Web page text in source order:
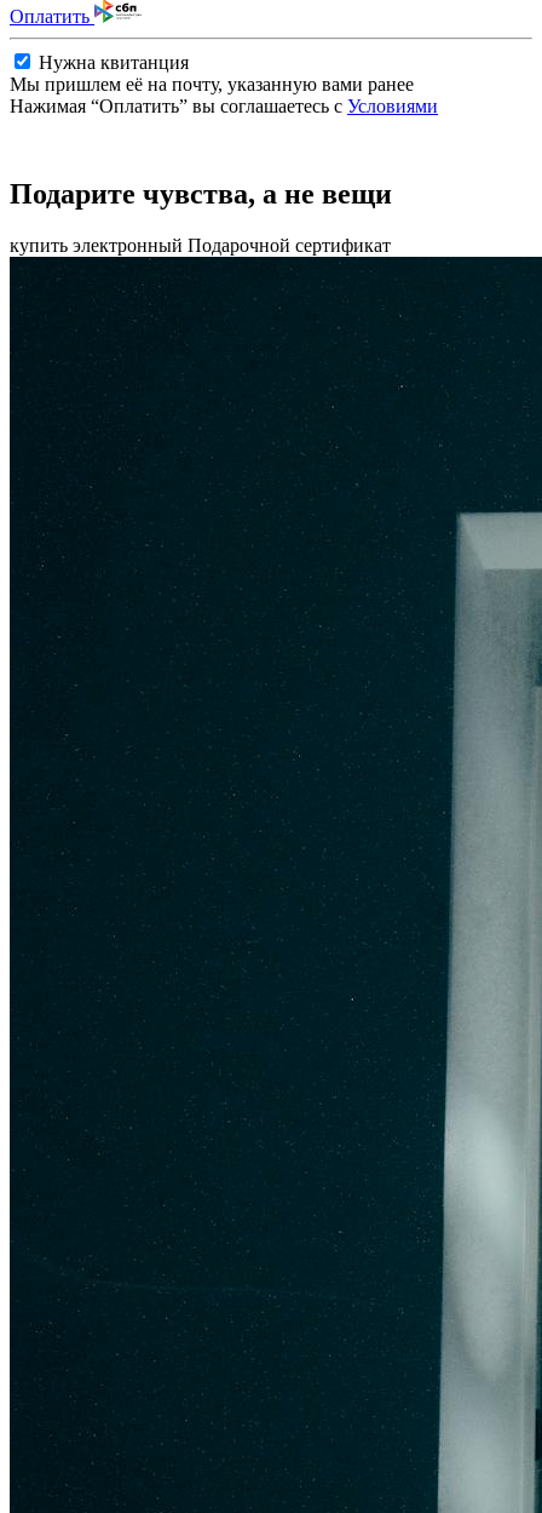
Оплатить
Нужна квитанция
Мы пришлем её на почту, указанную вами ранее
Нажимая “Оплатить” вы соглашаетесь с Условиями
Подарите чувства, а не вещи
купить электронный Подарочной сертификат